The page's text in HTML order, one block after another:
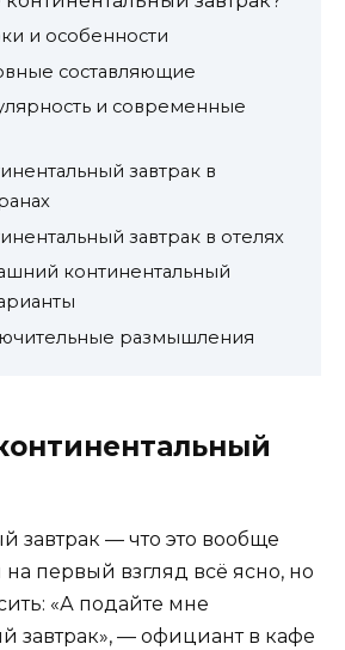
и особенности
составляющие
и современные
завтрак в
завтрак в отелях
континентальный
размышления
завтрак — что это вообще
первый взгляд всё ясно, но
«А подайте мне
завтрак», — официант в кафе